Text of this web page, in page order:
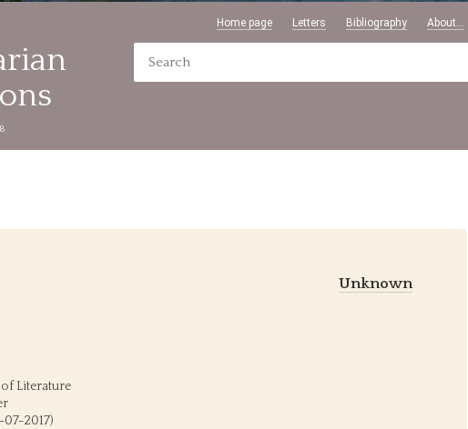
Home page Letters Bibliography About...
Unknown
of Literature
07-2017)